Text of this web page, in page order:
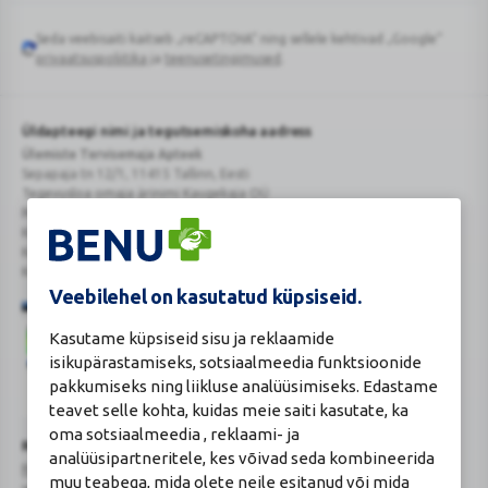
Veebilehel on kasutatud küpsiseid.
Kasutame küpsiseid sisu ja reklaamide
isikupärastamiseks, sotsiaalmeedia funktsioonide
pakkumiseks ning liikluse analüüsimiseks. Edastame
teavet selle kohta, kuidas meie saiti kasutate, ka
oma sotsiaalmeedia , reklaami- ja
analüüsipartneritele, kes võivad seda kombineerida
muu teabega, mida olete neile esitanud või mida
Google
Seda veebisaiti kaitseb „reCAPTCHA“ ning sellele kehtivad „Google“
privaatsuspoliitika ja teenusetingimused
Üldapteegi nimi ja tegutsemiskoha aadress
Ülemiste Tervisemaja Apteek
Sepapaja tn 12/1, 11415 Tallinn, Eesti
Tegevusloa omaja ärinimi Kaugekaja OÜ
KMKR: EE102231405
Kehtiva tegevsloa nr 807
Ravimiameti kontaktandmed
Ravimite kaugmüüki pakkuvad apteegid
õigust
tõendav
Veterinaarravimi
õigust
tõendav
logo
Turvaline
ostukoht